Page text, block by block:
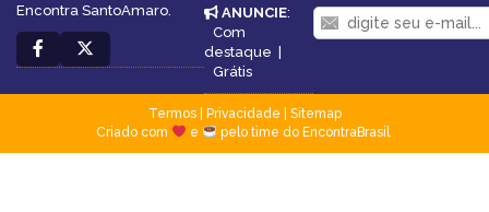
Encontra SantoAmaro.
ANUNCIE:
Com
destaque |
Grátis
Termos| Privacidade
Sitemap
Criado com
e pelo time do EncontraBrasil